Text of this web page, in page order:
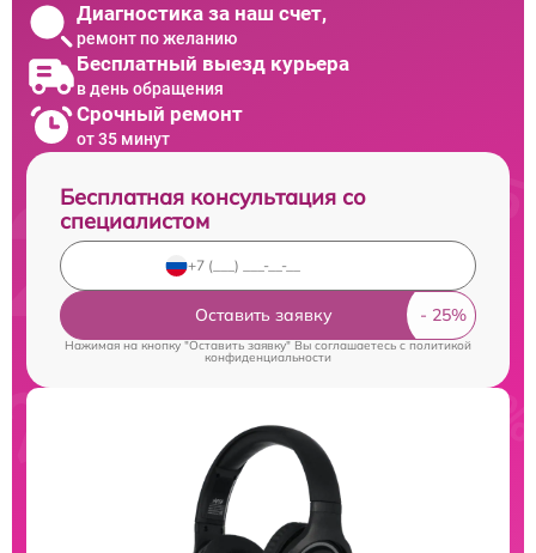
Диагностика за наш счет,
ремонт по желанию
Бесплатный выезд курьера
в день обращения
Срочный ремонт
от 35 минут
Бесплатная консультация со
специалистом
Оставить заявку
Нажимая на кнопку "Оставить заявку" Вы соглашаетесь cполитикой
конфиденциальности